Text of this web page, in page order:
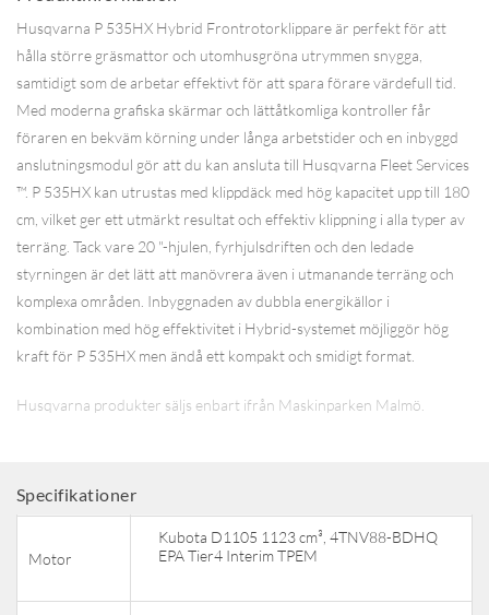
Husqvarna P 535HX Hybrid Frontrotorklippare är perfekt för att
hålla större gräsmattor och utomhusgröna utrymmen snygga,
samtidigt som de arbetar effektivt för att spara förare värdefull tid.
Med moderna grafiska skärmar och lättåtkomliga kontroller får
föraren en bekväm körning under långa arbetstider och en inbyggd
anslutningsmodul gör att du kan ansluta till Husqvarna Fleet Services
™. P 535HX kan utrustas med klippdäck med hög kapacitet upp till 180
cm, vilket ger ett utmärkt resultat och effektiv klippning i alla typer av
terräng. Tack vare 20 "-hjulen, fyrhjulsdriften och den ledade
styrningen är det lätt att manövrera även i utmanande terräng och
komplexa områden. Inbyggnaden av dubbla energikällor i
kombination med hög effektivitet i Hybrid-systemet möjliggör hög
kraft för P 535HX men ändå ett kompakt och smidigt format.
Husqvarna produkter säljs enbart ifrån Maskinparken Malmö.
Specifikationer
Motor
Kubota D1105 1123 cm³, 4TNV88-BDHQ
EPA Tier4 Interim TPEM